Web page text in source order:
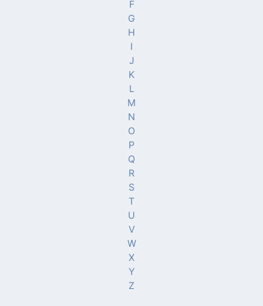
F
G
H
I
J
K
L
M
N
O
P
Q
R
S
T
U
V
W
X
Y
Z